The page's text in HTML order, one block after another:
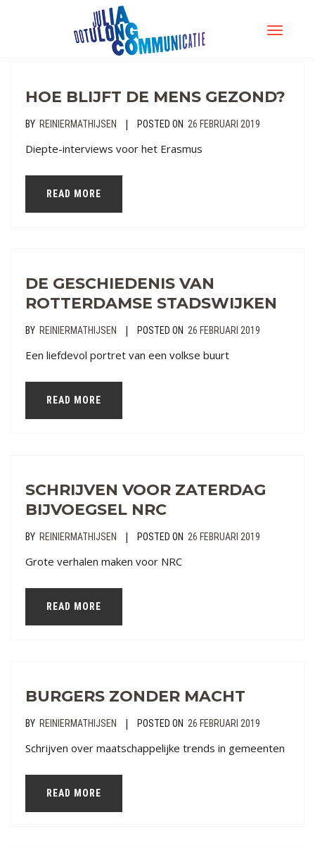
TOGGLE
HOE BLIJFT DE MENS GEZOND?
BY REINIERMATHIJSEN | POSTED ON 26 FEBRUARI 2019
Diepte-interviews voor het Erasmus
READ MORE
DE GESCHIEDENIS VAN
ROTTERDAMSE STADSWIJKEN
BY REINIERMATHIJSEN | POSTED ON 26 FEBRUARI 2019
Een liefdevol portret van een volkse buurt
READ MORE
SCHRIJVEN VOOR ZATERDAG
BIJVOEGSEL NRC
BY REINIERMATHIJSEN | POSTED ON 26 FEBRUARI 2019
Grote verhalen maken voor NRC
READ MORE
BURGERS ZONDER MACHT
BY REINIERMATHIJSEN | POSTED ON 26 FEBRUARI 2019
Schrijven over maatschappelijke trends in gemeenten
READ MORE